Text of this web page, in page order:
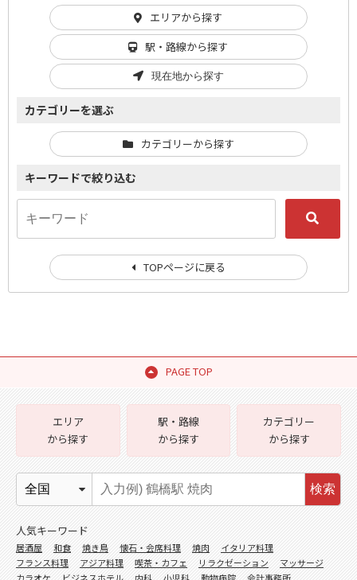
エリアから探す
駅・路線から探す
現在地から探す
カテゴリーを選ぶ
カテゴリーから探す
キーワードで絞り込む
TOPページに戻る
PAGE TOP
エリア
から探す
駅・路線
から探す
カテゴリー
から探す
検索
人気キーワード
居酒屋 和食 焼き鳥 懐石・会席料理 焼肉
イタリア料理
フランス料理
アジア料理 喫茶・カフェ リラクゼーション
マッサージ